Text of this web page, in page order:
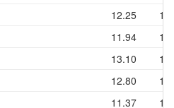
12.25
11.94
13.10
12.80
11.37